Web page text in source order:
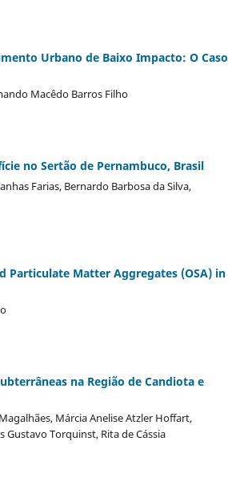
Urbano de Baixo Impacto: O
Macêdo Barros Filho
no Sertão de Pernambuco, Brasil
Farias, Bernardo Barbosa da Silva,
Matter Aggregates (OSA) in
na Região de Candiota e
Márcia Anelise Atzler Hoffart,
Gustavo Torquinst, Rita de Cássia